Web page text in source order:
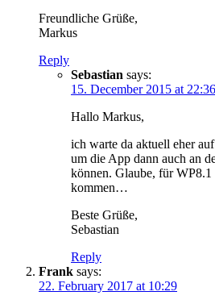
Freundliche Grüße,
Markus
Reply
Sebastian says:
15. December 2015 at 22:36
Hallo Markus,
ich warte da aktuell eher
um die App dann auch an
können. Glaube, für
kommen…
Beste Grüße,
Sebastian
Reply
Frank says:
22. February 2017 at 10:29